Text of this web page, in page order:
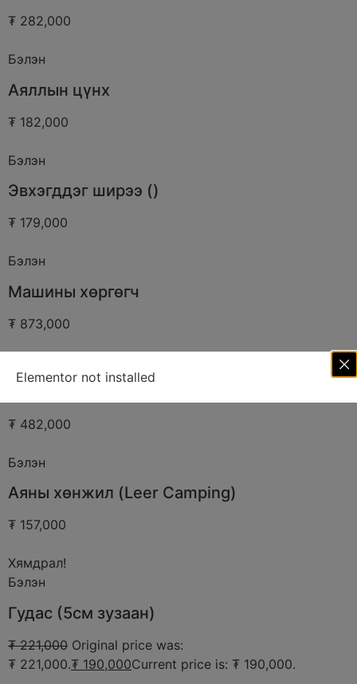
₮ 282,000
Бэлэн
Аяллын цүнх
₮ 182,000
Бэлэн
Эвхэгддэг ширээ ()
₮ 179,000
Бэлэн
Машины хөргөгч
₮ 873,000
₮ 482,000
Бэлэн
Аяны хөнжил (Leer Camping)
₮ 157,000
Хямдрал!
Бэлэн
Гудас (5см зузаан)
₮ 221,000 Original price was:
₮ 221,000.₮ 190,000Current price is: ₮ 190,000.
Elementor not installed